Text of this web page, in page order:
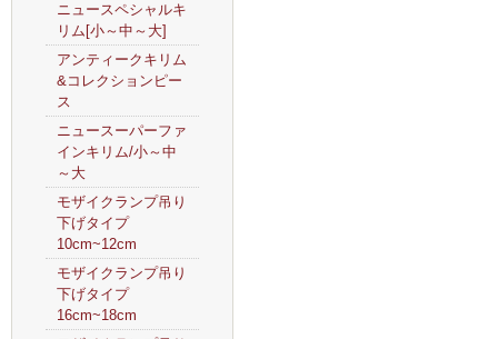
ニュースペシャルキ
リム[小～中～大]
アンティークキリム
&コレクションピー
ス
ニュースーパーファ
インキリム/小～中
～大
モザイクランプ吊り
下げタイプ
10cm~12cm
モザイクランプ吊り
下げタイプ
16cm~18cm